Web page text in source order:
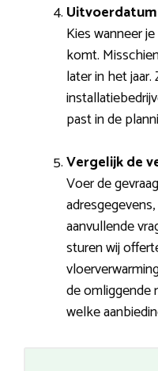
Uitvoerdatum
Kies wanneer
komt.
later in het
past in de
Vergelijk de
Voer de
aanvullende
sturen wij
de omliggende
welke